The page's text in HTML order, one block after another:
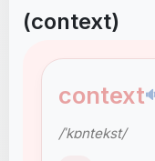
(context)
context
/ˈkɒntekst/